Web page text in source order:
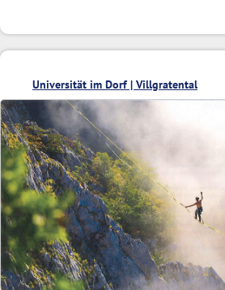
Universität im Dorf | Villgratental